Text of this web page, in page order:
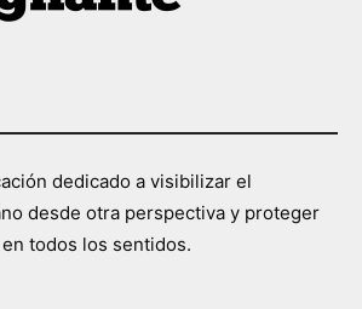
dedicado a visibilizar el
desde otra perspectiva y proteger
todos los sentidos.